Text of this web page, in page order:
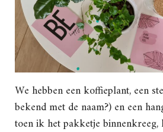
We hebben een koffieplant, een
bekend met de naam?) en een
toen ik het pakketje